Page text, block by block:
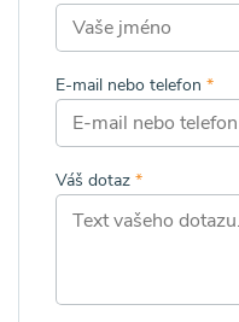
E-mail nebo telefon *
Váš dotaz *